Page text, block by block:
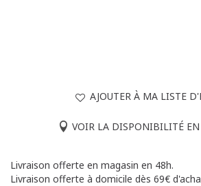
AJOUTER À MA LISTE
VOIR LA DISPONIBILITÉ
Livraison offerte en magasin en 48h.
Livraison offerte à domicile dès 69€